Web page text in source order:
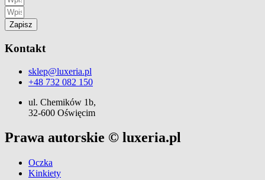
Zapisz
Kontakt
sklep@luxeria.pl
+48 732 082 150
ul. Chemików 1b,
32-600 Oświęcim
Prawa autorskie © luxeria.pl
Oczka
Kinkiety